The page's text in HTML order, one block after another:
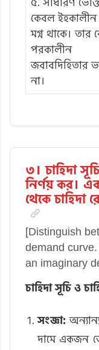
কেবল ইহকালীন
মগ্ন থাকে। তার
পরকালীন
জবাবদিহিতার
না।
৩। চাহিদা
নির্ণয় কর।
থেকে চাহিদা
[Distinguish
demand
an imaginary
চাহিদা সূচি ও
সংজ্ঞা:
দামে একজন